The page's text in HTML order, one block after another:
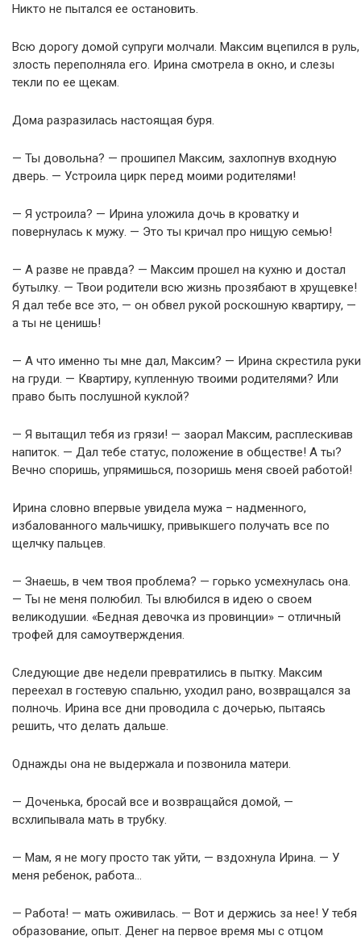
Никто не пытался ее остановить.
Всю дорогу домой супруги молчали. Максим вцепился в руль,
злость переполняла его. Ирина смотрела в окно, и слезы
текли по ее щекам.
Дома разразилась настоящая буря.
— Ты довольна? — прошипел Максим, захлопнув входную
дверь. — Устроила цирк перед моими родителями!
— Я устроила? — Ирина уложила дочь в кроватку и
повернулась к мужу. — Это ты кричал про нищую семью!
— А разве не правда? — Максим прошел на кухню и достал
бутылку. — Твои родители всю жизнь прозябают в хрущевке!
Я дал тебе все это, — он обвел рукой роскошную квартиру, —
а ты не ценишь!
— А что именно ты мне дал, Максим? — Ирина скрестила руки
на груди. — Квартиру, купленную твоими родителями? Или
право быть послушной куклой?
— Я вытащил тебя из грязи! — заорал Максим, расплескивав
напиток. — Дал тебе статус, положение в обществе! А ты?
Вечно споришь, упрямишься, позоришь меня своей работой!
Ирина словно впервые увидела мужа – надменного,
избалованного мальчишку, привыкшего получать все по
щелчку пальцев.
— Знаешь, в чем твоя проблема? — горько усмехнулась она.
— Ты не меня полюбил. Ты влюбился в идею о своем
великодушии. «Бедная девочка из провинции» – отличный
трофей для самоутверждения.
Следующие две недели превратились в пытку. Максим
переехал в гостевую спальню, уходил рано, возвращался за
полночь. Ирина все дни проводила с дочерью, пытаясь
решить, что делать дальше.
Однажды она не выдержала и позвонила матери.
— Доченька, бросай все и возвращайся домой, —
всхлипывала мать в трубку.
— Мам, я не могу просто так уйти, — вздохнула Ирина. — У
меня ребенок, работа…
— Работа! — мать оживилась. — Вот и держись за нее! У тебя
образование, опыт. Денег на первое время мы с отцом